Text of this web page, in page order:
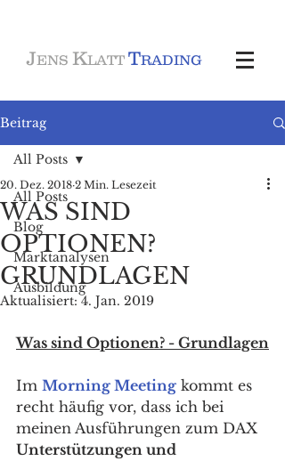
JENS KLATT TRADING
Beitrag
All Posts
Blog
Marktanalysen
Ausbildung
All Posts
WAS SIND
OPTIONEN?
GRUNDLAGEN
20. Dez. 2018 2 Min. Lesezeit
Aktualisiert:4. Jan. 2019
Was sind Optionen? - Grundlagen
Im Morning Meeting kommt es
recht häufig vor, dass ich bei
meinen Ausführungen zum DAX
Unterstützungen und